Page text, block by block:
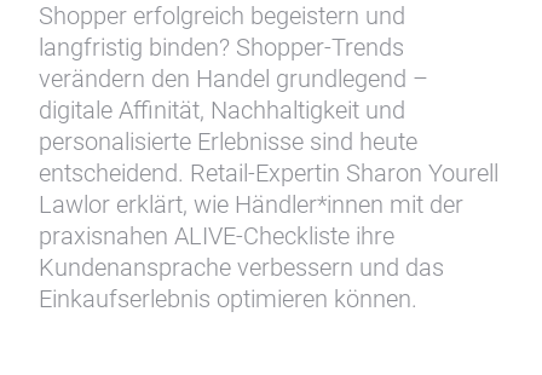
Shopper erfolgreich begeistern und
langfristig binden? Shopper-Trends
verändern den Handel grundlegend –
digitale Affinität, Nachhaltigkeit und
personalisierte Erlebnisse sind heute
entscheidend. Retail-Expertin Sharon Yourell
Lawlor erklärt, wie Händler*innen mit der
praxisnahen ALIVE-Checkliste ihre
Kundenansprache verbessern und das
Einkaufserlebnis optimieren können.